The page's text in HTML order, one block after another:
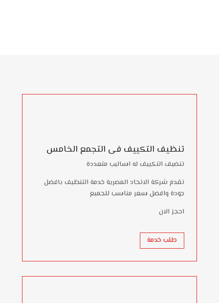
تنظيف التكييف فى التجمع الخامس
تنضيف التكييف له اساليب متعددة
تقدم شركة الاتحاد المصرية خدمة التنظيف بافضل
جودة وافضل سعر مناسب للجميع
احجز الان
طلب خدمة